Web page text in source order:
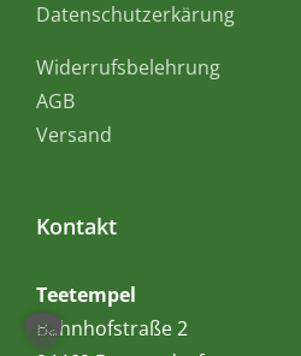
Datenschutzerkärung
Widerrufsbelehrung
AGB
Versand
Kontakt
Teetempel
Bahnhofstraße 2